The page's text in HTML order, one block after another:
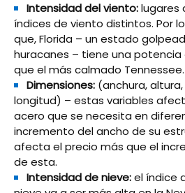
Intensidad del viento:lugares
índices de viento distintos. Por
que, Florida – un estado
huracanes – tiene una
que el más calmado Tennessee.
Dimensiones: (anchura,
longitud) – estas variables
acero que se necesita en
incremento del ancho de su
afecta el precio más que el
de esta.
Intensidad de nieve:el índice